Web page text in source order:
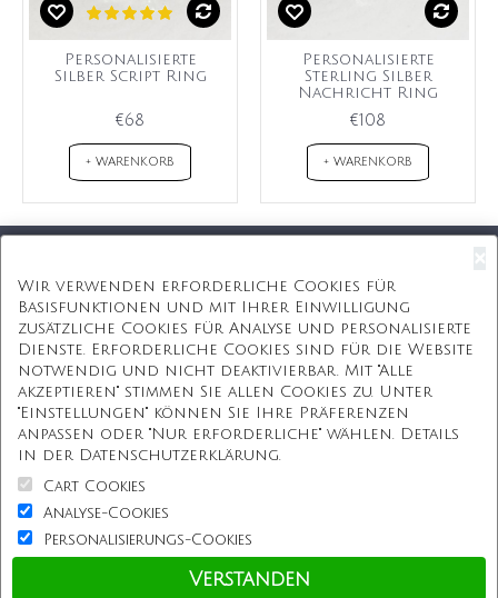
Personalisierte
Silber Script Ring
€68
+ WARENKORB
Personalisierte
Sterling Silber
Nachricht Ring
€108
+ WARENKORB
Kostenlose Geschenkbox
Kostenlose Gravur
Unbegrenzte Redesign
ÜBER UNS
Information
Kundenservice
Wir verwenden erforderliche Cookies für
Basisfunktionen und mit Ihrer Einwilligung
zusätzliche Cookies für Analyse und personalisierte
Dienste. Erforderliche Cookies sind für die Website
notwendig und nicht deaktivierbar. Mit "Alle
akzeptieren" stimmen Sie allen Cookies zu. Unter
"Einstellungen" können Sie Ihre Präferenzen
anpassen oder "Nur erforderliche" wählen. Details
in der Datenschutzerklärung.
Cart Cookies
Analyse-Cookies
Personalisierungs-Cookies
Verstanden